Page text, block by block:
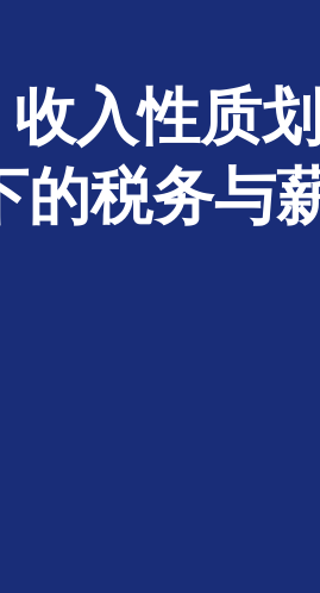
入性质
的税务与